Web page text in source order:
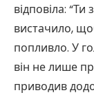
відповіла:
вистачило,
попливло. У
він не лише
приводив